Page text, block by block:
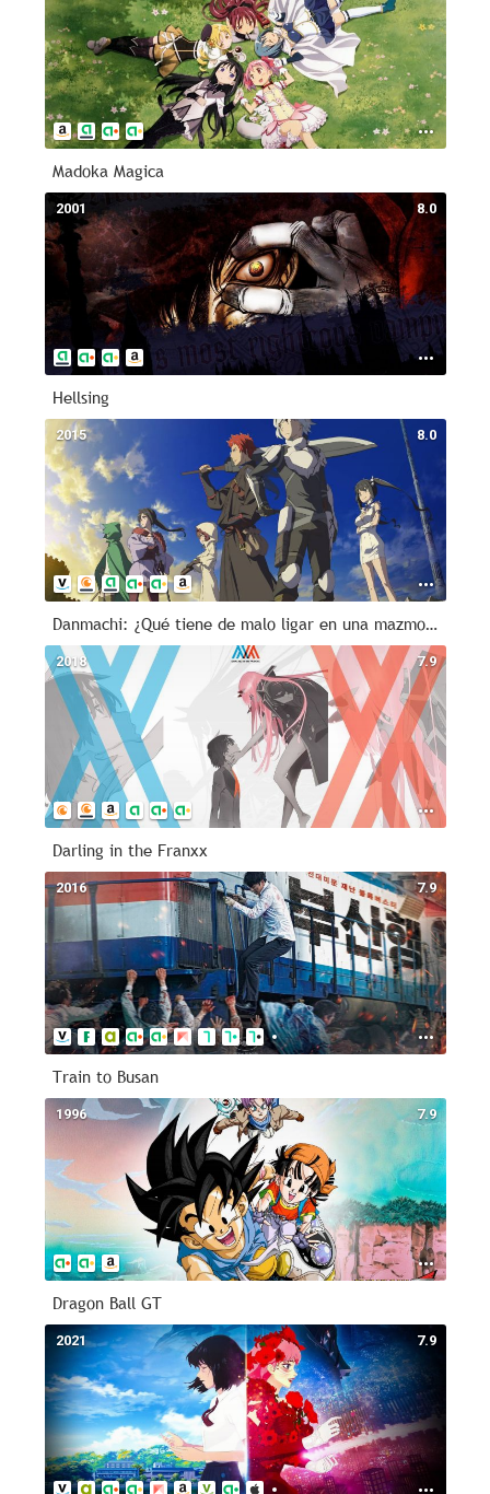
Madoka Magica
8.0
2001
Hellsing
8.0
2015
Danmachi: ¿Qué tiene de malo ligar en una mazmorra?
7.9
2018
Darling in the Franxx
7.9
2016
Train to Busan
7.9
1996
Dragon Ball GT
7.9
2021